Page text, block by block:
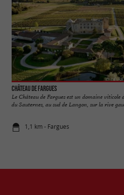
Château de Fargues
Le Château de Fargues est un domaine viticole
du Sauternes, au sud de Langon, sur la rive
1,1 km - Fargues